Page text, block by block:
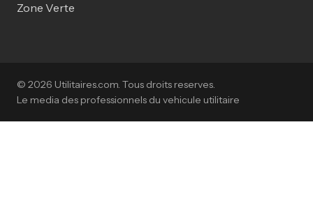
Zone Verte
© 2026 Utilitaires.com. Tous droits reserves.
Le media des professionnels du vehicule utilitaire